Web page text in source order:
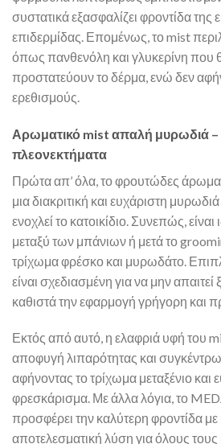
συστατικά εξασφαλίζει φροντίδα της
επιδερμίδας. Επομένως, το mist
όπως πανθενόλη και γλυκερίνη που
προστατεύουν το δέρμα, ενώ δεν
ερεθισμούς.
Αρωματικό mist απαλή μυρωδιά –
πλεονεκτήματα
Πρώτα απ’ όλα, το φρουτώδες
μια διακριτική και ευχάριστη
ενοχλεί το κατοικίδιο. Συνεπώς, είναι
μεταξύ των μπάνιων ή μετά το
τρίχωμα φρέσκο και μυρωδάτο.
είναι σχεδιασμένη για να μην
καθιστά την εφαρμογή γρήγορη και
Εκτός από αυτό, η ελαφριά υφή του
αποφυγή λιπαρότητας και
αφήνοντας το τρίχωμα μεταξένιο και
φρεσκάρισμα. Με άλλα λόγια, το
προσφέρει την καλύτερη φροντίδα με
αποτελεσματική λύση για όλους τους